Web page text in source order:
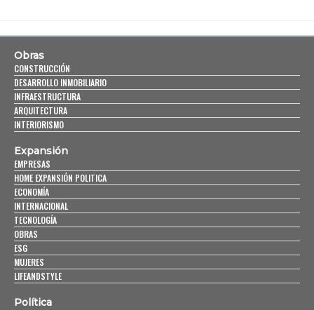
Obras
CONSTRUCCIÓN
DESARROLLO INMOBILIARIO
INFRAESTRUCTURA
ARQUITECTURA
INTERIORISMO
Expansión
EMPRESAS
HOME EXPANSIÓN POLITICA
ECONOMÍA
INTERNACIONAL
TECNOLOGÍA
OBRAS
ESG
MUJERES
LIFEANDSTYLE
Política